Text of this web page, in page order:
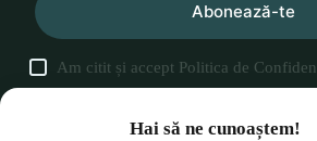
Abonează-te
Am citit și accept Politica de
Hai să ne cunoaștem!